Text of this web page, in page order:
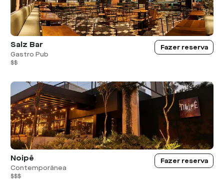
Salz Bar
Gastro Pub
$$
Fazer reserva
Noipê
Contemporânea
$$$
Fazer reserva